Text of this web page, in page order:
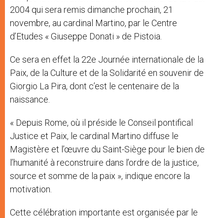
2004 qui sera remis dimanche prochain, 21
novembre, au cardinal Martino, par le Centre
d’Etudes « Giuseppe Donati » de Pistoia.
Ce sera en effet la 22e Journée internationale de la
Paix, de la Culture et de la Solidarité en souvenir de
Giorgio La Pira, dont c’est le centenaire de la
naissance.
« Depuis Rome, où il préside le Conseil pontifical
Justice et Paix, le cardinal Martino diffuse le
Magistère et l’œuvre du Saint-Siège pour le bien de
l’humanité à reconstruire dans l’ordre de la justice,
source et somme de la paix », indique encore la
motivation.
Cette célébration importante est organisée par le